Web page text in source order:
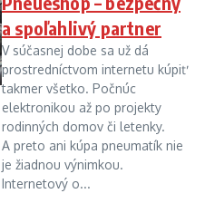
a spoľahlivý partner
V súčasnej dobe sa už dá
prostredníctvom internetu kúpiť
takmer všetko. Počnúc
elektronikou až po projekty
rodinných domov či letenky.
A preto ani kúpa pneumatík nie
je žiadnou výnimkou.
Internetový o...